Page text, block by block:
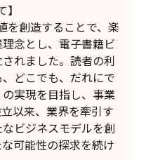
創造することで、楽
念とし、電子書籍ビ
れました。読者の利
どこでも、だれにで
実現を目指し、事業
以来、業界を牽引す
ビジネスモデルを創
可能性の探求を続け